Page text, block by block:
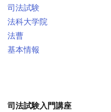
司法試験
法科大学院
法曹
基本情報
司法試験入門講座